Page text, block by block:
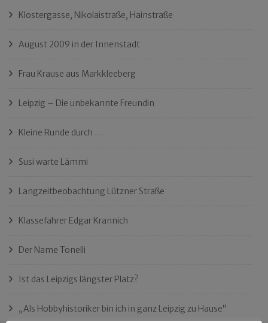
Klostergasse, Nikolaistraße, Hainstraße
August 2009 in der Innenstadt
Frau Krause aus Markkleeberg
Leipzig – Die unbekannte Freundin
Kleine Runde durch …
Susi warte Lämmi
Langzeitbeobachtung Lützner Straße
Klassefahrer Edgar Krannich
Der Name Tonelli
Ist das Leipzigs längster Platz?
„Als Hobbyhistoriker bin ich in ganz Leipzig zu Hause“